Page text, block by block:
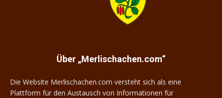
Über „Merlischachen.com“
Die Website Merlischachen.com versteht sich als eine
Plattform für den Austausch von Informationen für